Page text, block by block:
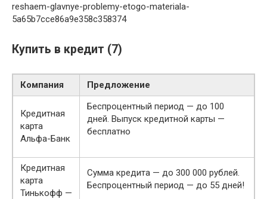
reshaem-glavnye-problemy-etogo-materiala-
5a65b7cce86a9e358c358374
Купить в кредит (7)
Компания Предложение
Кредитная
карта
Альфа-Банк
Беспроцентный период — до 100
дней. Выпуск кредитной карты —
бесплатно
Кредитная
карта
Тинькофф —
Сумма кредита — до 300 000 рублей.
Беспроцентный период — до 55 дней!